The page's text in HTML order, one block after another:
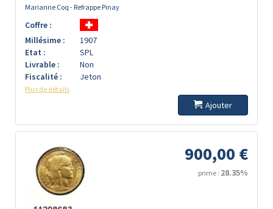
Marianne Coq - Refrappe Pinay
Coffre :
Millésime :
1907
Etat :
SPL
Livrable :
Non
Fiscalité :
Jeton
Plus de détails
Ajouter
900,00 €
prime : 28.35%